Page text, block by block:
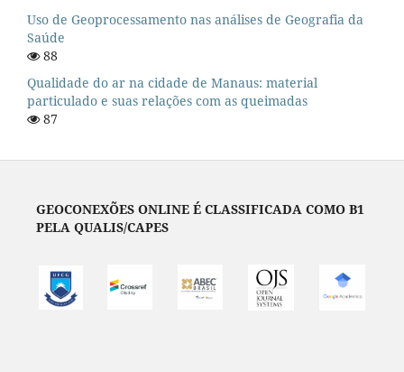
Uso de Geoprocessamento nas análises de Geografia da
Saúde
88
Qualidade do ar na cidade de Manaus: material
particulado e suas relações com as queimadas
87
GEOCONEXÕES ONLINE É CLASSIFICADA COMO B1
PELA QUALIS/CAPES